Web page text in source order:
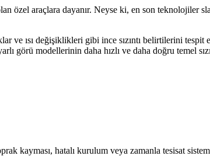
araçlara dayanır. Neyse ki, en son teknolojiler slab
ve ısı değişiklikleri gibi ince sızıntı belirtilerini
görü modellerinin daha hızlı ve daha doğru temel
kayması, hatalı kurulum veya zamanla tesisat